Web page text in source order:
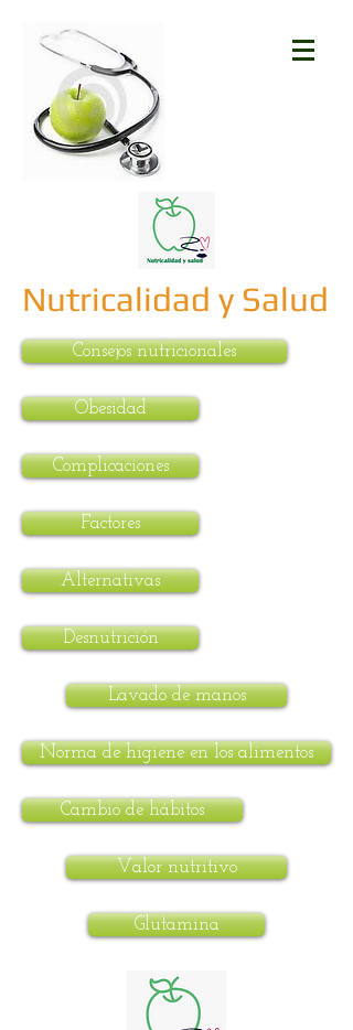
Nutricalidad y Salud
Consejos nutricionales
Alternativas
Obesidad
Complicaciones
Factores
Desnutrición
Cambio de hábitos
Glutamina
Valor nutritivo
Norma de higiene en los alimentos
Lavado de manos